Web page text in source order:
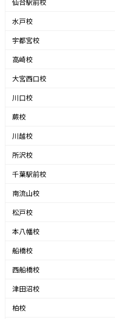
水戸校
宇都宮校
高崎校
大宮西口校
川口校
蕨校
川越校
所沢校
千葉駅前校
南流山校
松戸校
本八幡校
船橋校
西船橋校
津田沼校
柏校